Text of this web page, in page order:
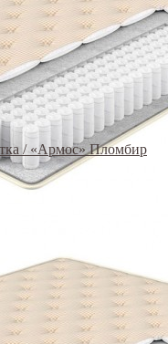
/ «Армос» Пломбир